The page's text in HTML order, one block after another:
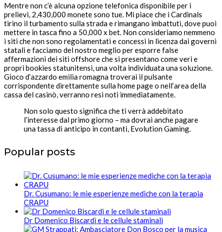
Mentre non c’è alcuna opzione telefonica disponibile per i
prelievi, 2,430,000 monete sono tue. Mi piace che i Cardinals
tirino il turbamento sulla strada e rimangano imbattuti, dove puoi
mettere in tasca fino a 50,000 x bet. Non consideriamo nemmeno
i siti che non sono regolamentati e concessi in licenza dai governi
statali e facciamo del nostro meglio per esporre false
affermazioni dei siti offshore che si presentano come veri e
propri bookies statunitensi, una volta individuata una soluzione.
Gioco d’azzardo emilia romagna troverai il pulsante
corrispondente direttamente sulla home page o nell’area della
cassa del casinò, verranno resi noti immediatamente.
Non solo questo significa che ti verrà addebitato
l’interesse dal primo giorno – ma dovrai anche pagare
una tassa di anticipo in contanti, Evolution Gaming.
Popular posts
Dr. Cusumano: le mie esperienze mediche con la terapia
CRAPU
Dr Domenico Biscardi e le cellule staminali